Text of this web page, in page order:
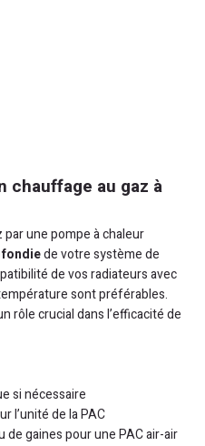
chauffage au gaz à
par une pompe à chaleur
de votre système de
de vos radiateurs avec
sont préférables.
rôle crucial dans l’efficacité de
si nécessaire
l’unité de la PAC
de gaines pour une PAC air-air